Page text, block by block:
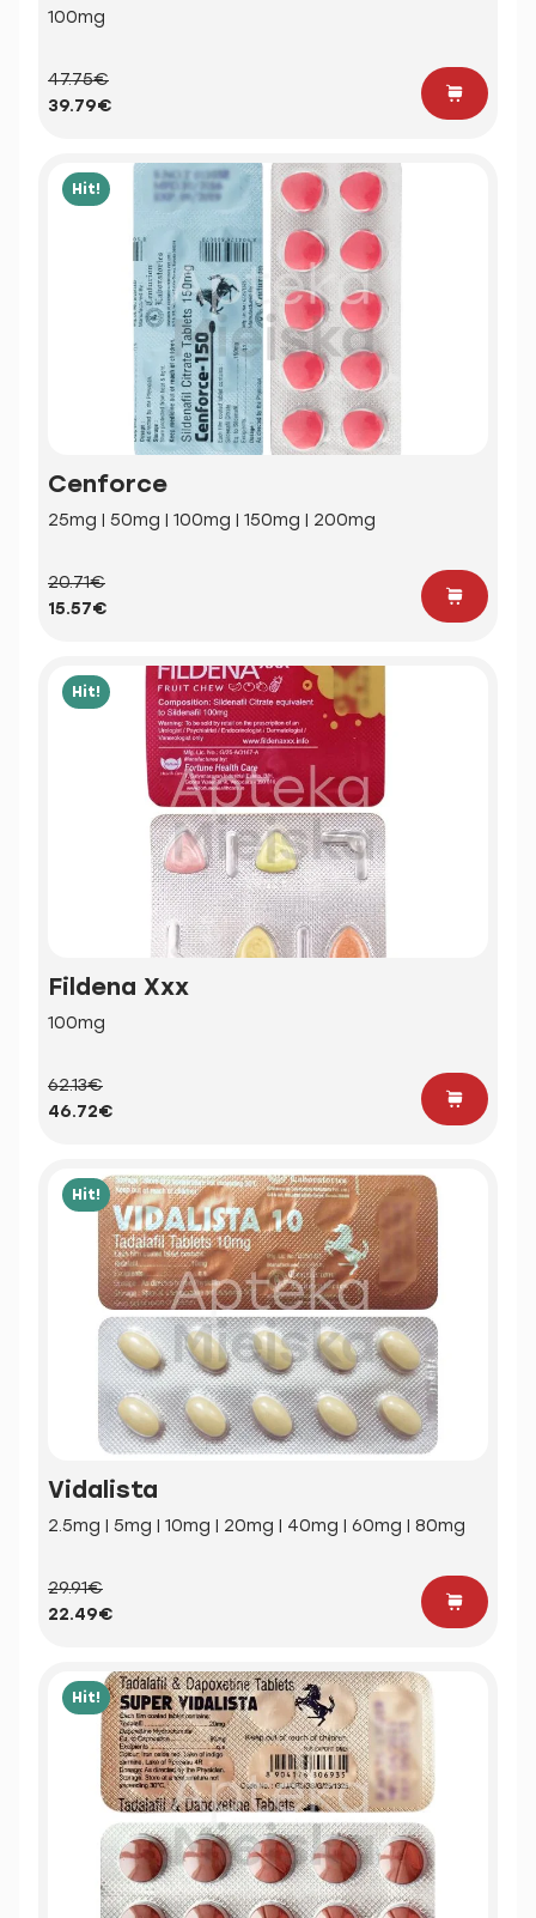
100mg
47.75€
39.79€
Hit!
Cenforce
25mg | 50mg | 100mg | 150mg | 200mg
20.71€
15.57€
Hit!
Fildena Xxx
100mg
62.13€
46.72€
Hit!
Vidalista
2.5mg | 5mg | 10mg | 20mg | 40mg | 60mg | 80mg
29.91€
22.49€
Hit!